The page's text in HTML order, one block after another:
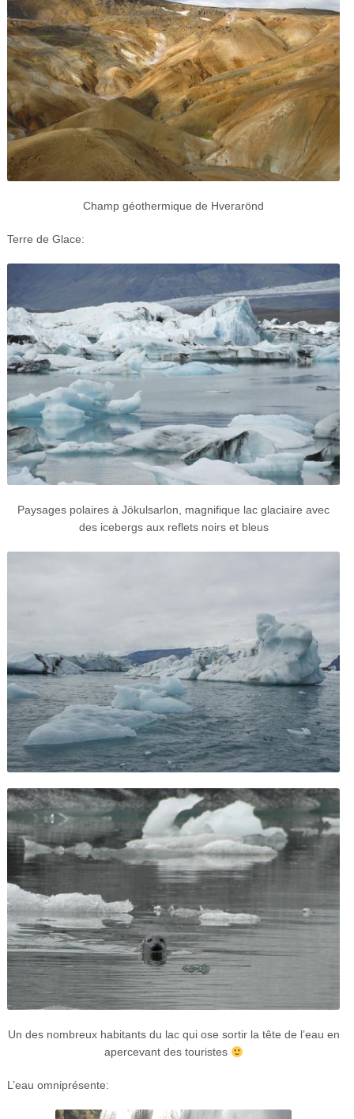
Champ géothermique de Hverarönd
Terre de Glace:
Paysages polaires à Jökulsarlon, magnifique lac glaciaire avec
des icebergs aux reflets noirs et bleus
Un des nombreux habitants du lac qui ose sortir la tête de l’eau en
apercevant des touristes
L’eau omniprésente: